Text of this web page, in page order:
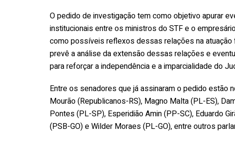
O pedido de investigação tem como objetivo apurar
institucionais entre os ministros do STF e o
como possíveis reflexos dessas relações na
prevê a análise da extensão dessas relações e
para reforçar a independência e a imparcialidade do
Entre os senadores que já assinaram o pedido estão
Mourão (Republicanos-RS), Magno Malta (PL-ES),
Pontes (PL-SP), Esperidião Amin (PP-SC), Eduardo
(PSB-GO) e Wilder Moraes (PL-GO), entre outros